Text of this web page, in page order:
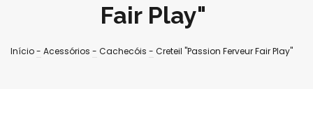
Fair Play"
Início- Acessórios - Cachecóis - Creteil "Passion Ferveur Fair Play"